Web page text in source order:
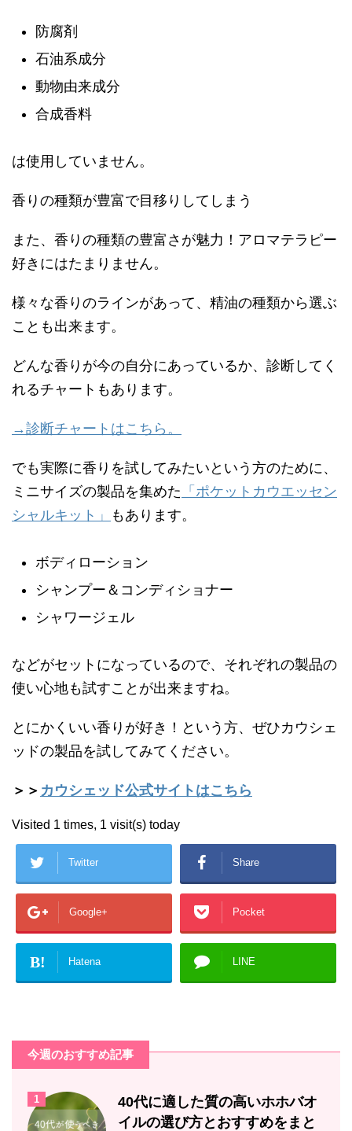
防腐剤
石油系成分
動物由来成分
合成香料
は使用していません。
香りの種類が豊富で目移りしてしまう
また、香りの種類の豊富さが魅力！アロマテラピー
好きにはたまりません。
様々な香りのラインがあって、精油の種類から選ぶ
ことも出来ます。
どんな香りが今の自分にあっているか、診断してく
れるチャートもあります。
→診断チャートはこちら。
でも実際に香りを試してみたいという方のために、
ミニサイズの製品を集めた 「ポケットカウエッセン
シャルキット」
もあります。
ボディローション
シャンプー＆コンディショナー
シャワージェル
などがセットになっているので、それぞれの製品の
使い心地も試すことが出来ますね。
とにかくいい香りが好き！という方、ぜひカウシェ
ッドの製品を試してみてください。
＞＞ カウシェッド公式サイトはこちら
Visited 1 times, 1 visit(s) today
Twitter Share
Google+ Pocket
B! Hatena LINE
今週のおすすめ記事
1
40代に適した質の高いホホバオ
イルの選び方とおすすめをまと